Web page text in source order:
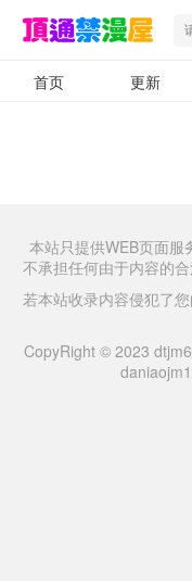
首页 更新
本站只提供WEB页面服
不承担任何由于内容的
若本站收录内容侵犯了
CopyRight © 2023